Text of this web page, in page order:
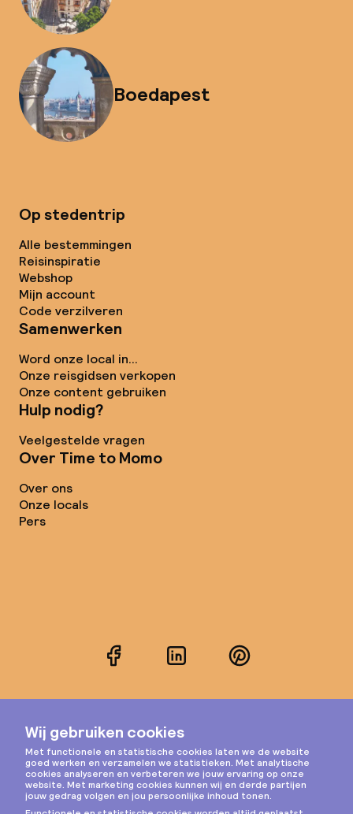
Boedapest
Op stedentrip
Alle bestemmingen
Reisinspiratie
Webshop
Mijn account
Code verzilveren
Samenwerken
Word onze local in...
Onze reisgidsen verkopen
Onze content gebruiken
Hulp nodig?
Veelgestelde vragen
Over Time to Momo
Over ons
Onze locals
Pers
FacebookLinkedInPinterest
Instagram